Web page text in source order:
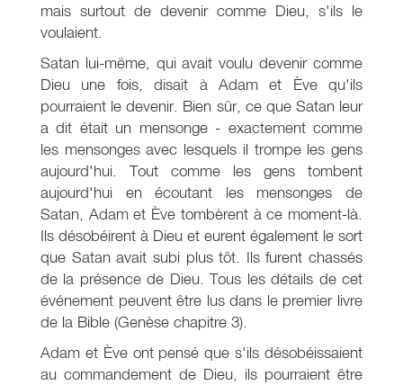
mais surtout de devenir comme Dieu, s'ils le
voulaient.
Satan lui-même, qui avait voulu devenir comme
Dieu une fois, disait à Adam et Ève qu'ils
pourraient le devenir. Bien sûr, ce que Satan leur
a dit était un mensonge - exactement comme
les mensonges avec lesquels il trompe les gens
aujourd'hui. Tout comme les gens tombent
aujourd'hui en écoutant les mensonges de
Satan, Adam et Ève tombèrent à ce moment-là.
Ils désobéirent à Dieu et eurent également le sort
que Satan avait subi plus tôt. Ils furent chassés
de la présence de Dieu. Tous les détails de cet
événement peuvent être lus dans le premier livre
de la Bible (Genèse chapitre 3).
Adam et Ève ont pensé que s'ils désobéissaient
au commandement de Dieu, ils pourraient être